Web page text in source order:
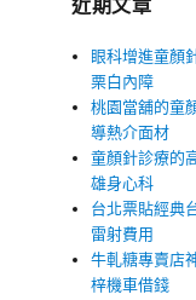
近期文章
眼科增進童顏
栗白內障
桃園當舖的童
導熱介面材
童顏針診療的
雄身心科
台北票貼經典
雷射費用
牛軋糖專賣店
梓機車借錢